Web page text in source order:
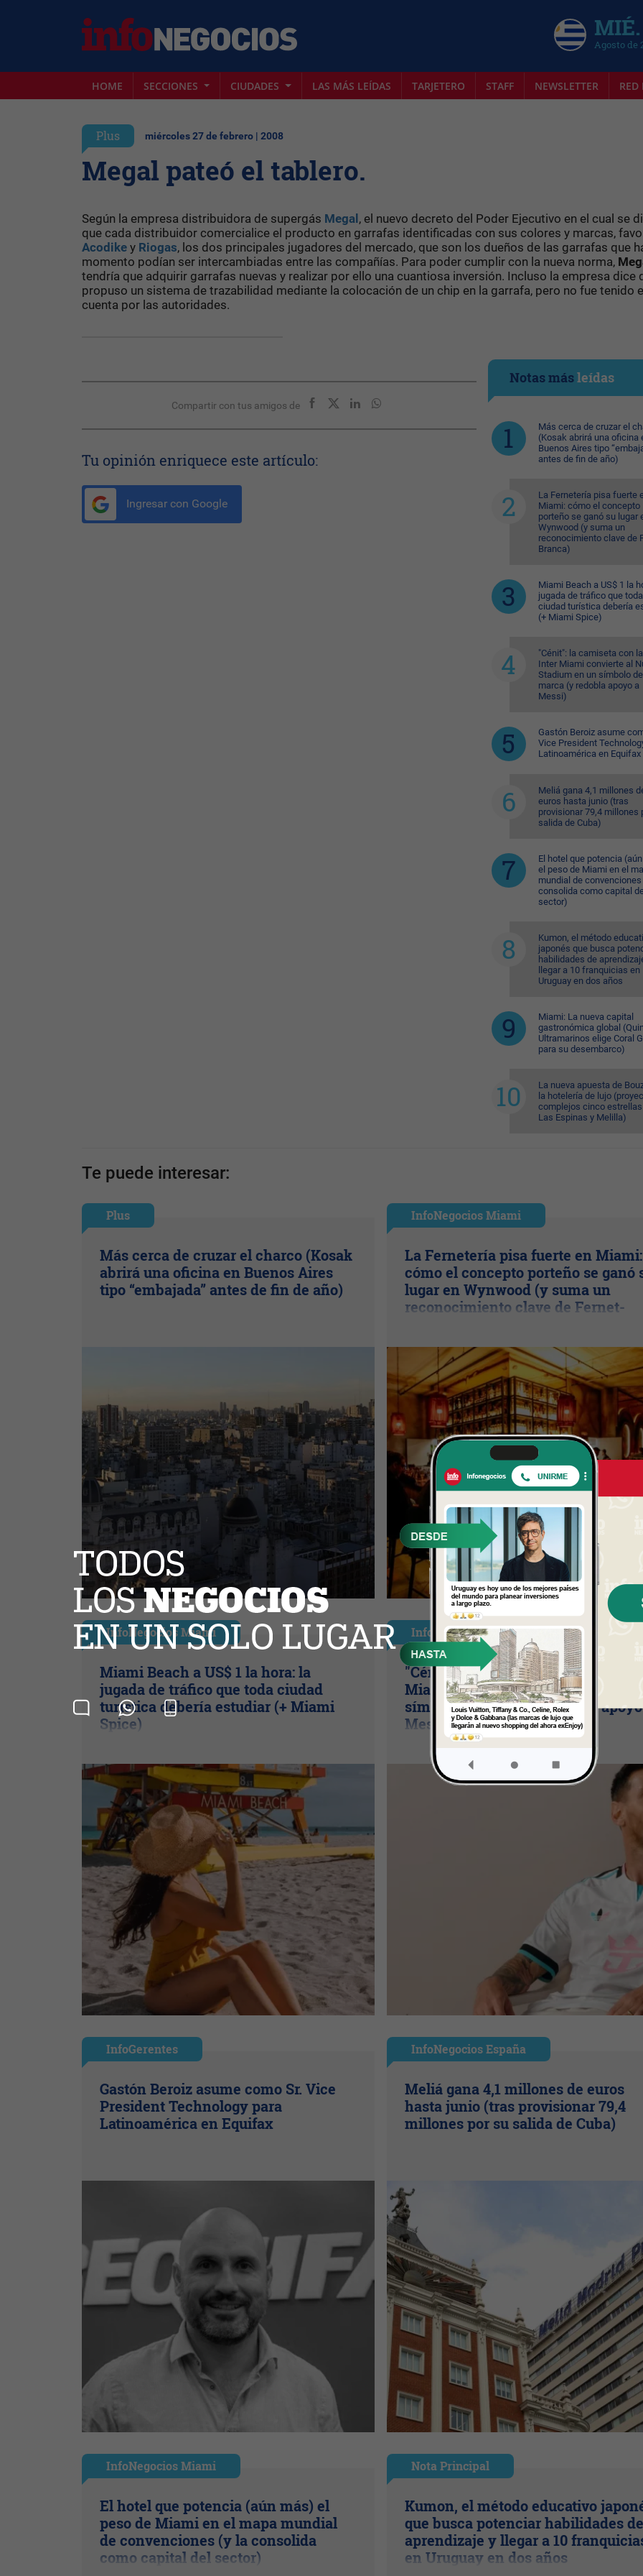
Agosto de
HOME SECCIONES CIUDADES LAS MÁS LEÍDAS TARJETERO STAFF NEWSLETTER RED
Plus miércoles 27 de febrero | 2008
Megal pateó el tablero.
Según la empresa distribuidora de supergás Megal , el nuevo decreto del Poder Ejecutivo en el cual se
que cada distribuidor comercialice el producto en garrafas identificadas con sus colores y marcas,
Acodike y Riogas, los dos principales jugadores del mercado, que son los dueños de las garrafas que
momento podían ser intercambiadas entre las compañías. Para poder cumplir con la nueva norma,
tendría que adquirir garrafas nuevas y realizar por ello una cuantiosa inversión. Incluso la empresa dice
propuso un sistema de trazabilidad mediante la colocación de un chip en la garrafa, pero no fue tenido
cuenta por las autoridades.
Compartir con tus amigos de
Tu opinión enriquece este artículo:
Ingresar con Google
Notas másleídas
Más cerca de cruzar el
(Kosak abrirá una oficina
Buenos Aires tipo
antes de fin de año)
La Fernetería pisa fuerte
Miami: cómo el concepto
porteño se ganó su lugar
Wynwood (y suma un
reconocimiento clave de
Branca)
Miami Beach a US$ 1 la
jugada de tráfico que toda
ciudad turística debería
(+ Miami Spice)
"Cénit": la camiseta con
Inter Miami convierte al
Stadium en un símbolo de
marca (y redobla apoyo a
Messi)
Gastón Beroiz asume
Vice President
Latinoamérica en Equifax
Meliá gana 4,1 millones
euros hasta junio (tras
provisionar 79,4 millones
salida de Cuba)
El hotel que potencia
el peso de Miami en el
mundial de convenciones
consolida como capital
sector)
Kumon, el método
japonés que busca
habilidades de
llegar a 10 franquicias en
Uruguay en dos años
Miami: La nueva capital
gastronómica global
Ultramarinos elige Coral
para su desembarco)
La nueva apuesta de
la hotelería de lujo
complejos cinco
Las Espinas y Melilla)
Te puede interesar:
Plus
Más cerca de cruzar el charco (Kosak
abrirá una oficina en Buenos Aires
tipo “embajada” antes de fin de año)
InfoNegocios Miami
La Fernetería pisa fuerte en Miami:
cómo el concepto porteño se ganó
lugar en Wynwood (y suma un
reconocimiento clave de Fernet-
InfoNegocios Miami
Miami Beach a US$ 1 la hora: la
jugada de tráfico que toda ciudad
turística debería estudiar (+ Miami
Spice)
InfoNegocios Miami
"Cénit": la camiseta con la que Inter
Miami convierte al Nu Stadium en
símbolo de marca (y redobla
Messi)
InfoGerentes
Gastón Beroiz asume como Sr. Vice
President Technology para
Latinoamérica en Equifax
InfoNegocios España
Meliá gana 4,1 millones de euros
hasta junio (tras provisionar 79,4
millones por su salida de Cuba)
InfoNegocios Miami
El hotel que potencia (aún más) el
peso de Miami en el mapa mundial
de convenciones (y la consolida
como capital del sector)
Nota Principal
Kumon, el método educativo
que busca potenciar habilidades de
aprendizaje y llegar a 10
en Uruguay en dos años